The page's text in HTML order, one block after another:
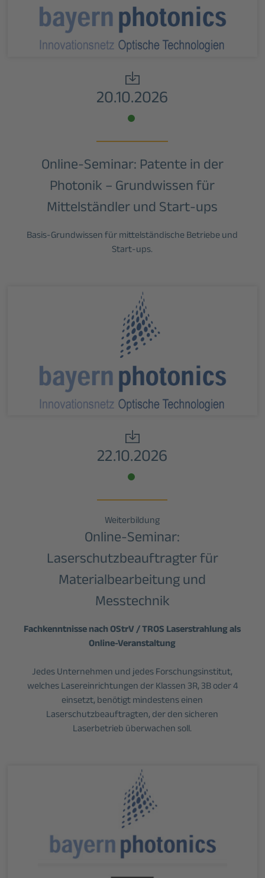
20.10.2026
Online-Seminar: Patente in der
Photonik – Grundwissen für
Mittelständler und Start-ups
Basis-Grundwissen für mittelständische Betriebe und
Start-ups.
22.10.2026
Weiterbildung
Online-Seminar:
Laserschutzbeauftragter für
Materialbearbeitung und
Messtechnik
Fachkenntnisse nach OStrV / TROS Laserstrahlung als
Online-Veranstaltung
Jedes Unternehmen und jedes Forschungsinstitut,
welches Lasereinrichtungen der Klassen 3R, 3B oder 4
einsetzt, benötigt mindestens einen
Laserschutzbeauftragten, der den sicheren
Laserbetrieb überwachen soll.